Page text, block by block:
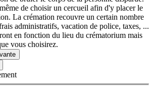
de choisir un cercueil afin d'y placer le
La crémation recouvre un certain nombre
administratifs, vacation de police, taxes, ...
en fonction du lieu du crématorium mais
vous choisirez.